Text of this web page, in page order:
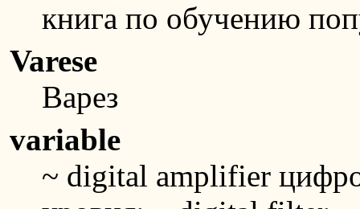
книга по обучению
Varese
Варез
variable
~ digital amplifier